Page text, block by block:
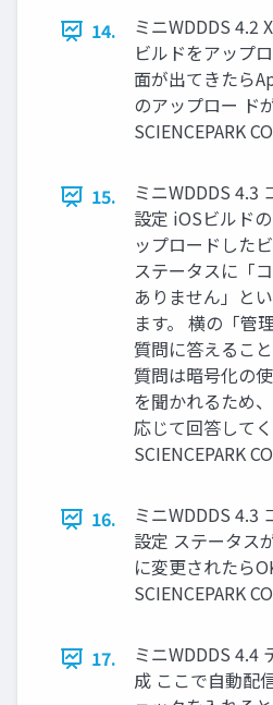
14.
ミニWDDDS 4.2
ビルドをアップ
面が出てきたら
のアップロー ド
SCIENCEPARK
15.
ミニWDDDS 4.3
設定 iOSビルド
ップロードした
ステータスに「
ありません」と
ます。 横の「管
質問に答えるこ
質問は暗号化の
を聞かれるため
応じて回答して
SCIENCEPARK
16.
ミニWDDDS 4.3
設定 ステータス
に変更されたら
SCIENCEPARK
17.
ミニWDDDS 4.4
成 ここで自動配